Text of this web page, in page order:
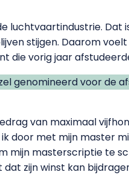
luchtvaartindustrie. Dat
stijgen. Daarom
vorig jaar
genomineerd voor de
van maximaal
door met mijn master
mijn masterscriptie te
zijn winst kan